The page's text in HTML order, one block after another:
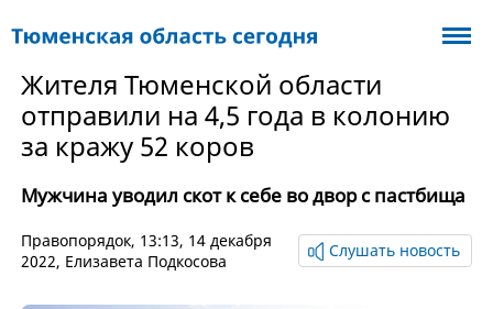
Жителя Тюменской области
отправили на 4,5 года в колонию
за кражу 52 коров
Мужчина уводил скот к себе во двор с пастбища
Правопорядок, 13:13, 14 декабря
2022, Елизавета Подкосова
Слушать новость